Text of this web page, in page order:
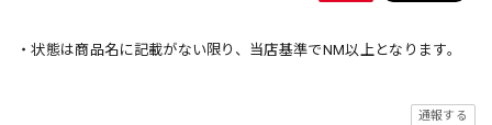
・状態は商品名に記載がない限り、当店基準でNM以上となります。
通報する